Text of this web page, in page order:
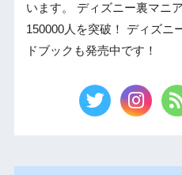
います。 ディズニー裏マニ
150000人を突破！ ディズニ
ドブックも発売中です！